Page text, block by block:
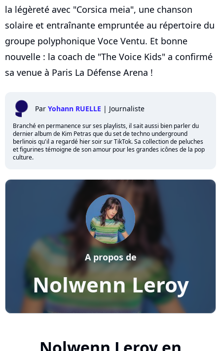
la légèreté avec "Corsica meia", une chanson
solaire et entraînante empruntée au répertoire du
groupe polyphonique Voce Ventu. Et bonne
nouvelle : la coach de "The Voice Kids" a confirmé
sa venue à Paris La Défense Arena !
Par Yohann RUELLE | Journaliste
Branché en permanence sur ses playlists, il sait aussi bien parler du
dernier album de Kim Petras que du set de techno underground
berlinois qu'il a regardé hier soir sur TikTok. Sa collection de peluches
et figurines témoigne de son amour pour les grandes icônes de la pop
culture.
Nolwenn Leroy
A propos de